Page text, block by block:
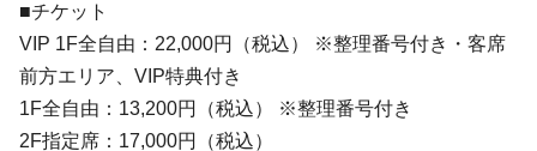
■チケット
VIP 1F全自由：22,000円（税込） ※整理番号付き・客席
前方エリア、VIP特典付き
1F全自由：13,200円（税込） ※整理番号付き
2F指定席：17,000円（税込）